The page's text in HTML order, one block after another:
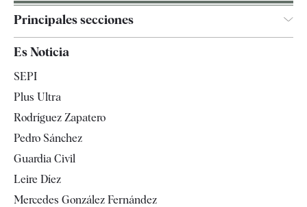
Principales secciones
Televisión
Es Noticia
SEPI
Plus Ultra
Rodríguez Zapatero
Pedro Sánchez
Guardia Civil
Leire Díez
Mercedes González Fernández